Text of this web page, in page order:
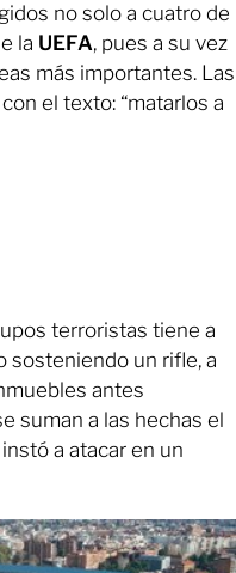
no solo a cuatro de
la UEFA, pues a su vez
más importantes. Las
el texto: “matarlos a
terroristas tiene a
sosteniendo un rifle, a
antes
suman a las hechas el
a atacar en un